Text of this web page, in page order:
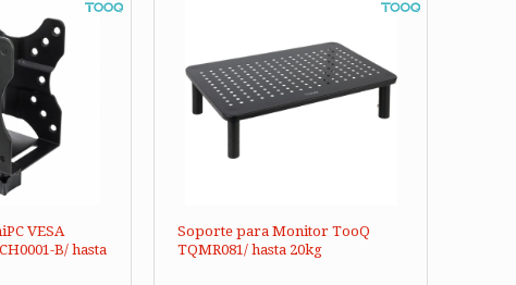
VESA
B/ hasta
Soporte para Monitor TooQ
TQMR081/ hasta 20kg